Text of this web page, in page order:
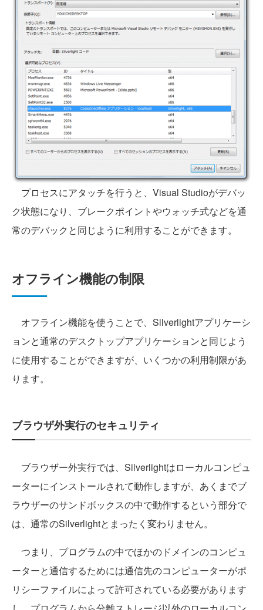
プロセスにアタッチを行うと、Visual Studioがデバッ
ク状態になり、ブレークポイントやウォッチ式などを通
常のデバックと同じように利用することができます。
オフライン機能の制限
オフライン機能を使うことで、Silverlightアプリケーシ
ョンと通常のデスクトップアプリケーションと同じよう
に使用することができますが、いくつかの利用制限があ
ります。
ブラウザ外実行のセキュリティ
ブラウザー外実行では、Silverlightはローカルコンピュ
ーターにインストールされて動作しますが、あくまでブ
ラウザーのサンドボックスの中で動作するという部分で
は、通常のSilverlightとまったく変わりません。
つまり、プログラムの中でほかのドメインのコンピュ
ーターと通信するためには通信先のコンピューターがポ
リシーファイルによって許可されている必要があります